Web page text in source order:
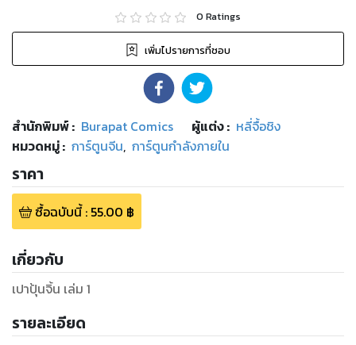
0 Ratings
เพิ่มไปรายการที่ชอบ
สำนักพิมพ์: Burapat Comics ผู้แต่ง : หลี่จื้อชิง
หมวดหมู่: การ์ตูนจีน, การ์ตูนกำลังภายใน
ราคา
ซื้อฉบับนี้: 55.00 ฿
เกี่ยวกับ
เปาปุ้นจิ้น เล่ม 1
รายละเอียด